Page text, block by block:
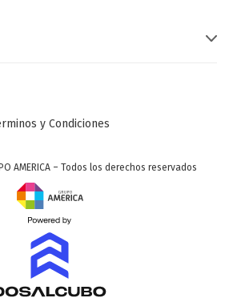
y Condiciones
AMERICA – Todos los derechos reservados